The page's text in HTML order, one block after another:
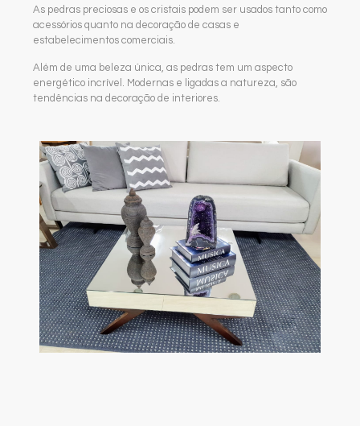
As pedras preciosas e os cristais podem ser usados tanto como
acessórios quanto na decoração de casas e
estabelecimentos comerciais.
Além de uma beleza única, as pedras tem um aspecto
energético incrível. Modernas e ligadas a natureza, são
tendências na decoração de interiores.